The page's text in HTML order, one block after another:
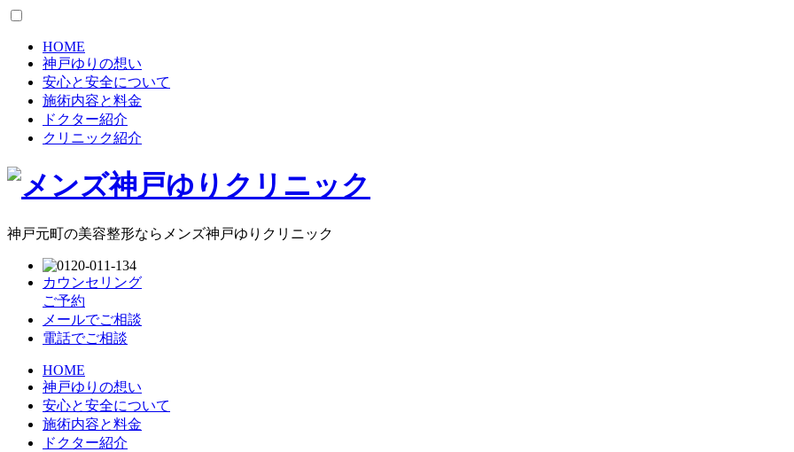
HOME
神戸ゆりの想い
安心と安全について
施術内容と料金
ドクター紹介
クリニック紹介
神戸元町の美容整形ならメンズ神戸ゆりクリニック
カウンセリング
ご予約
メールでご相談
電話でご相談
HOME
神戸ゆりの想い
安心と安全について
施術内容と料金
ドクター紹介